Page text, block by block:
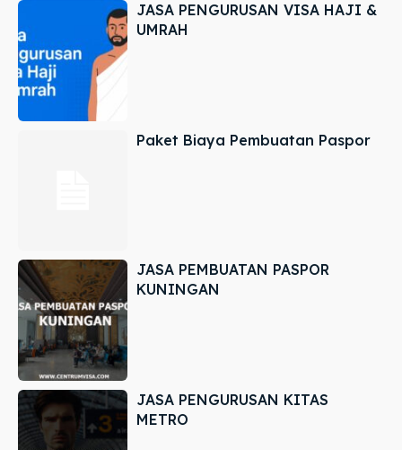
JASA PENGURUSAN VISA HAJI &
UMRAH
Paket Biaya Pembuatan Paspor
JASA PEMBUATAN PASPOR
KUNINGAN
JASA PENGURUSAN KITAS
METRO